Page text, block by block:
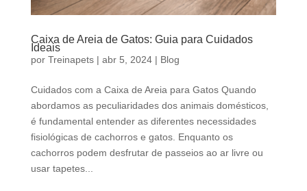
Caixa de Areia de Gatos: Guia para Cuidados
Ideais
por Treinapets| abr 5, 2024| Blog
Cuidados com a Caixa de Areia para Gatos Quando
abordamos as peculiaridades dos animais domésticos,
é fundamental entender as diferentes necessidades
fisiológicas de cachorros e gatos. Enquanto os
cachorros podem desfrutar de passeios ao ar livre ou
usar tapetes...